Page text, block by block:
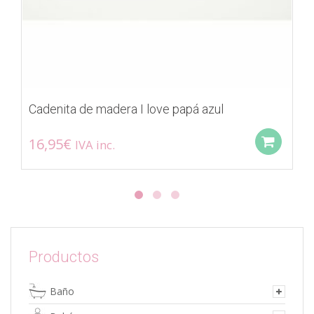
Cadenita de madera I love papá azul
16,95€ IVA inc.
Productos
Baño